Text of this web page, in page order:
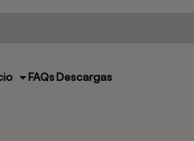
FAQsDescargas